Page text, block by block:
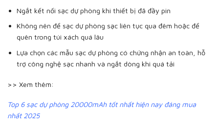
Ngắt kết nối sạc dự phòng khi thiết bị đã đầy pin
Không nên để sạc dự phòng sạc liên tục qua đêm hoặc để
quên trong túi xách quá lâu
Lựa chọn các mẫu sạc dự phòng có chứng nhận an toàn, hỗ
trợ công nghệ sạc nhanh và ngắt dòng khi quá tải
>> Xem thêm:
Top 6 sạc dự phòng 20000mAh tốt nhất hiện nay đáng mua
nhất 2025